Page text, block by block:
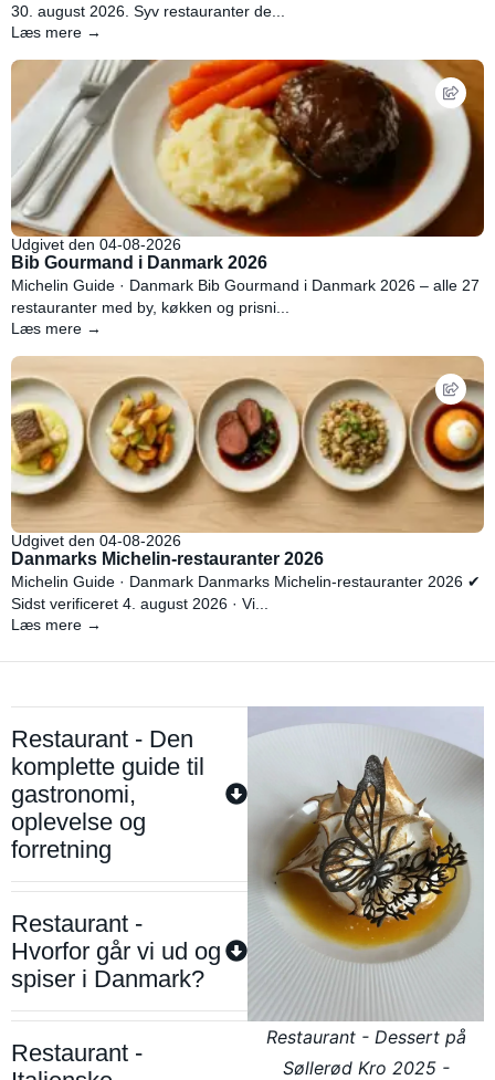
30. august 2026. Syv restauranter de...
Læs mere →
Udgivet den 04-08-2026
Bib Gourmand i Danmark 2026
Michelin Guide · Danmark Bib Gourmand i Danmark 2026 – alle 27
restauranter med by, køkken og prisni...
Læs mere →
Udgivet den 04-08-2026
Danmarks Michelin-restauranter 2026
Michelin Guide · Danmark Danmarks Michelin-restauranter 2026 ✔
Sidst verificeret 4. august 2026 · Vi...
Læs mere →
Restaurant - Den
komplette guide til
gastronomi,
oplevelse og
forretning
Restaurant -
Hvorfor går vi ud og
spiser i Danmark?
Restaurant -
Restaurant - Dessert på
Søllerød Kro 2025 -